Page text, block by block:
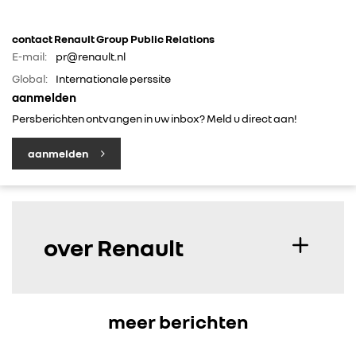
contact Renault Group Public Relations
E-mail:
pr@renault.nl
Global:
Internationale perssite
aanmelden
Persberichten ontvangen in uw inbox? Meld u direct aan!
aanmelden
over Renault
meer berichten